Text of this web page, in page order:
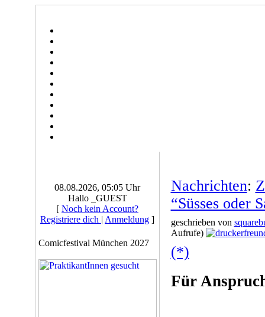
08.08.2026, 05:05 Uhr
Hallo _GUEST
[ Noch kein Account?
Registriere dich | Anmeldung ]
Comicfestival München 2027
Nachrichten:
“Süsses oder
geschrieben von
Aufrufe)
(*)
Für